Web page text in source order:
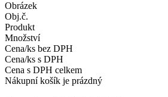
Obrázek
Obj.č.
Produkt
Množství
Cena/ks bez DPH
Cena/ks s DPH
Cena s DPH celkem
Nákupní košík je prázdný